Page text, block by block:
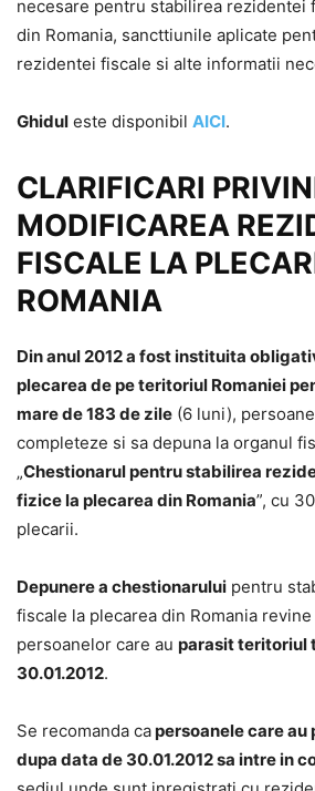
necesare pentru stabilirea rezidentei
din Romania, sancttiunile aplicate
rezidentei fiscale si alte informatii
Ghidul este disponibil AICI.
CLARIFICARI
MODIFICAREA
FISCALE LA
ROMANIA
Din anul 2012 a fost instituita
plecarea de pe teritoriul Romaniei
mare de 183 de zile (6 luni),
completeze si sa depuna la organul
„Chestionarul pentru stabilirea
fizice la plecarea din Romania”, cu
plecarii.
Depunere a chestionarului pentru
fiscale la plecarea din Romania
persoanelor care au parasit teritoriul
30.01.2012.
Se recomanda capersoanele care au
dupa data de 30.01.2012 sa intre in